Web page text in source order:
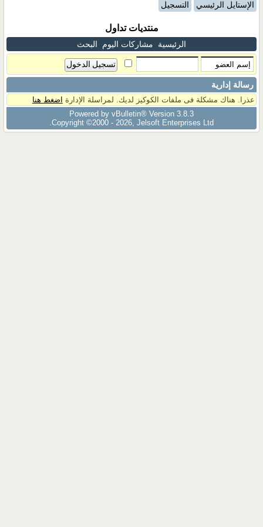
الإستايل الرئيسي التسجيل
منتديات تداول
الرئيسية مشاركات اليوم البحث
رسالة إدارية
عذرا. هناك مشكلة فى ملفات الكوكيز لديك. لمراسلة الإدارة اضغط هنا
Powered by vBulletin® Version 3.8.3
Copyright ©2000 - 2026, Jelsoft Enterprises Ltd.